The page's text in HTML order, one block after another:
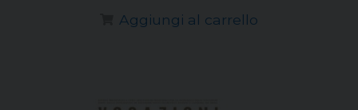
Aggiungi al carrello